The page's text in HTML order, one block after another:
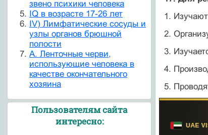
1.
2.
3.
4.
5.
звено психики человека
IQ в возрасте 17-26 лет
IV) Лимфатические сосуды и
узлы органов брюшной
полости
А. Ленточные черви,
использующие человека в
качестве окончательного
хозяина
Пользователям сайта
интересно: